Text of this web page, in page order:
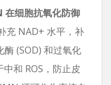
在细胞抗氧化防御
充 NAD+ 水平，补
(SOD) 和过氧化
和 ROS，防止皮